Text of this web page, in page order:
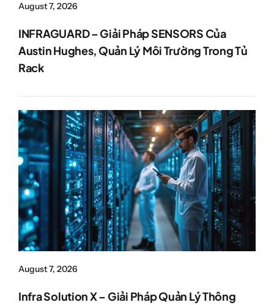
August 7, 2026
INFRAGUARD – Giải Pháp SENSORS Của
Austin Hughes, Quản Lý Môi Trường Trong Tủ
Rack
August 7, 2026
Infra Solution X – Giải Pháp Quản Lý Thông